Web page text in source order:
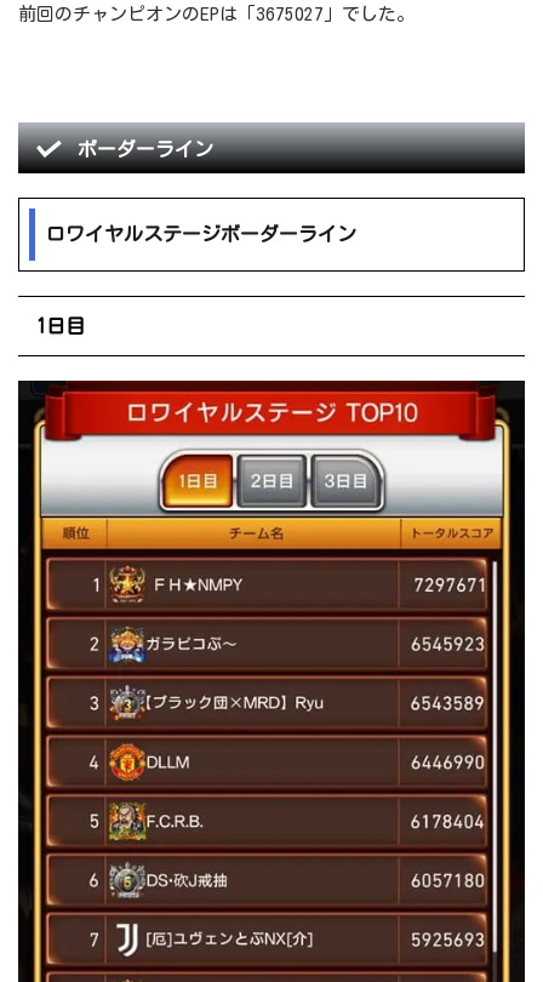
前回のチャンピオンのEPは「3675027」でした。
ボーダーライン
ロワイヤルステージボーダーライン
1日目